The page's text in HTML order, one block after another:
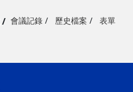
會議記錄 歷史檔案 表單